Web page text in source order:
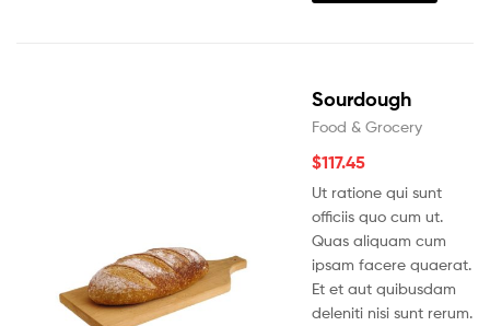
Sourdough
Food & Grocery
$117.45
Ut ratione qui sunt
officiis quo cum ut.
Quas aliquam cum
ipsam facere quaerat.
Et et aut quibusdam
deleniti nisi sunt rerum.